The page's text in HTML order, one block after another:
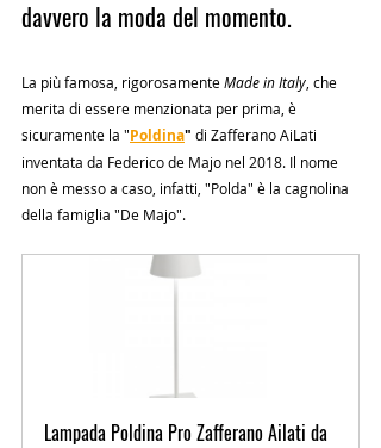
davvero la moda del momento.
La più famosa, rigorosamente Made in Italy , che
merita di essere menzionata per prima, è
sicuramente la "Poldina" di Zafferano AiLati
inventata da Federico de Majo nel 2018. Il nome
non è messo a caso, infatti, "Polda" è la cagnolina
della famiglia "De Majo".
Lampada Poldina Pro Zafferano Ailati da